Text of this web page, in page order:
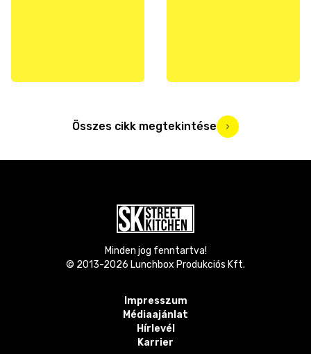
Összes cikk megtekintése
Minden jog fenntartva!
© 2013-2026 Lunchbox Produkciós Kft.
Impresszum
Médiaajánlat
Hírlevél
Karrier